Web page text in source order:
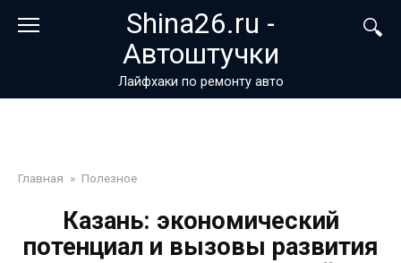
Shina26.ru -
Автоштучки
Лайфхаки по ремонту авто
Главная » Полезное
Казань: экономический
потенциал и вызовы развития